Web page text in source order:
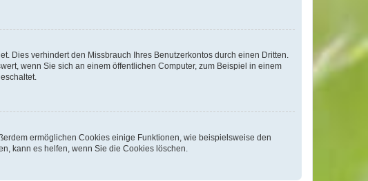
Dies verhindert den Missbrauch Ihres Benutzerkontos durch einen Dritten.
wenn Sie sich an einem öffentlichen Computer, zum Beispiel in einem
ermöglichen Cookies einige Funktionen, wie beispielsweise den
kann es helfen, wenn Sie die Cookies löschen.